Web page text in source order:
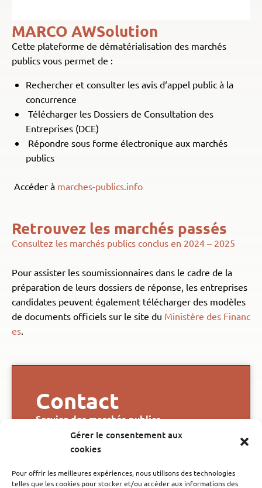
Gérer le consentement aux
cookies
Pour offrir les meilleures expériences, nous utilisons des technologies
telles que les cookies pour stocker et/ou accéder aux informations des
MARCO AWSolution
Cette plateforme de dématérialisation des marchés
publics vous permet de :
Rechercher et consulter les avis d‘appel public à la
concurrence
Télécharger les Dossiers de Consultation des
Entreprises (DCE)
Répondre sous forme électronique aux marchés
publics
Accéder à marches-publics.info
Retrouvez les marchés passés
Consultez les marchés publics conclus en 2024 – 2025
Pour assister les soumissionnaires dans le cadre de la
préparation de leurs dossiers de réponse, les entreprises
candidates peuvent également télécharger des modèles
de documents officiels sur le site du Ministère des Financ
es.
Contact
Service des marchés publics
04 90 27 49 51
04 90 27 49 20